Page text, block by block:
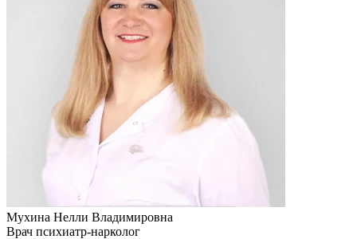
Мухина Нелли Владимировна
Врач психиатр-нарколог